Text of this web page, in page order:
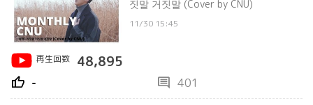
짓말 거짓말 (Cover by CNU)
11/30 15:45
再生回数 48,895
thumb_up - comment 401